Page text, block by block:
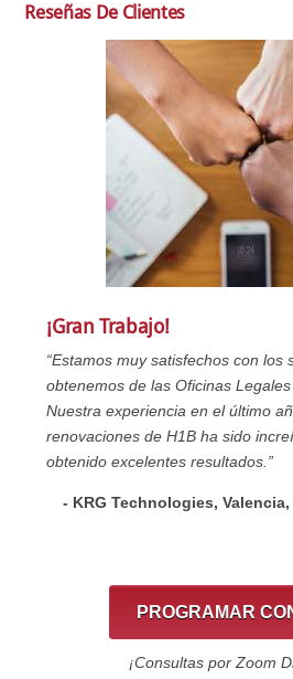
Reseñas De Clientes
¡Gran Trabajo!
“Estamos muy satisfechos con los
obtenemos de las Oficinas
Nuestra experiencia en el último
renovaciones de H1B ha sido
obtenido excelentes resultados.”
- KRG Technologies,
PROGRAMAR
¡Consultas por Zoom